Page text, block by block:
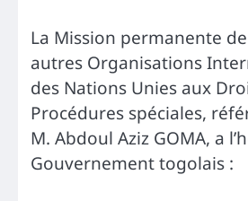
La Mission permanente
autres Organisations
des Nations Unies aux
Procédures spéciales,
M. Abdoul Aziz GOMA, a
Gouvernement togolais :